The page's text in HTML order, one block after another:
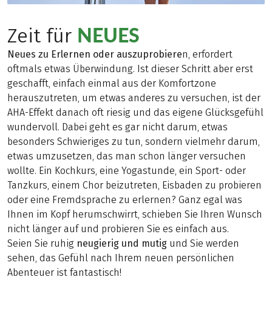
Zeit für NEUES
Neues zu Erlernen oder auszuprobieren, erfordert
oftmals etwas Überwindung. Ist dieser Schritt aber erst
geschafft, einfach einmal aus der Komfortzone
herauszutreten, um etwas anderes zu versuchen, ist der
AHA-Effekt danach oft riesig und das eigene Glücksgefühl
wundervoll. Dabei geht es gar nicht darum, etwas
besonders Schwieriges zu tun, sondern vielmehr darum,
etwas umzusetzen, das man schon länger versuchen
wollte. Ein Kochkurs, eine Yogastunde, ein Sport- oder
Tanzkurs, einem Chor beizutreten, Eisbaden zu probieren
oder eine Fremdsprache zu erlernen? Ganz egal was
Ihnen im Kopf herumschwirrt, schieben Sie Ihren Wunsch
nicht länger auf und probieren Sie es einfach aus.
Seien Sie ruhig neugierig und mutig und Sie werden
sehen, das Gefühl nach Ihrem neuen persönlichen
Abenteuer ist fantastisch!